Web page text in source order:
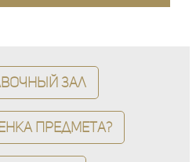
зал
предмета?